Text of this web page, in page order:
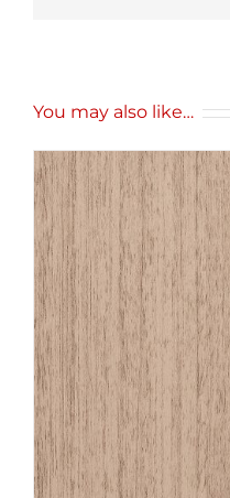
You may also like…